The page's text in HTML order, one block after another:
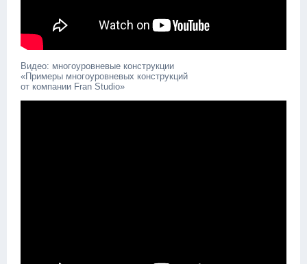
Видео: многоуровневые конструкции
«Примеры многоуровневых конструкций
от компании Fran Studio»